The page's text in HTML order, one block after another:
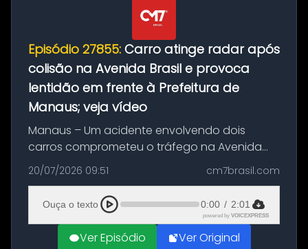
Episódio 27855: Carro atinge radar após
colisão na Avenida Brasil e provoca
lentidão em frente à Prefeitura de
Manaus; veja vídeo
Manaus – Um acidente envolvendo dois
carros comprometeu o tráfego na Avenida
Brasil durante a manhã desta segunda-feira
(20), em frente ao complexo da Prefeitura de
Manaus, na Zona Oeste. A batida ter...
20/07/2026 09:51 cm7brasil.com
Ouça o texto 0:00 / 2:01
powered by VOICEXPRESS
Ver Episódio Ver Original